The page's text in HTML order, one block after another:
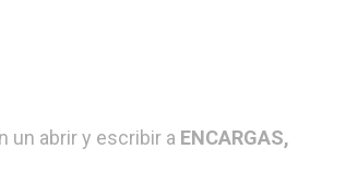
un abrir y escribir a ENCARGAS,